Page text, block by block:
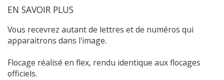
EN SAVOIR PLUS
Vous recevrez autant de lettres et de numéros qui
apparaitrons dans l'image.
Flocage réalisé en flex, rendu identique aux flocages
officiels.